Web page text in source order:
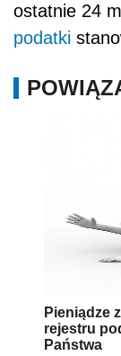
ostatnie 24
podatki
Pieniądze
rejestru
Państwa